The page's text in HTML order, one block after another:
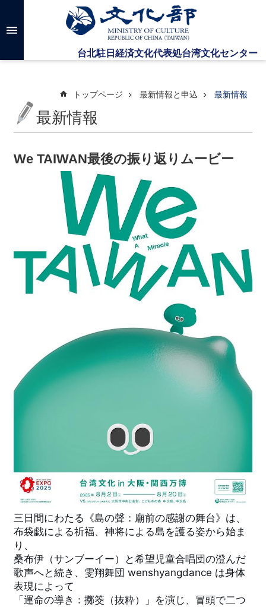
メインのコンテンツブロックにジャンプします
高
検
台
化
い
関
連
リ
ン
ク
トップページ 最新情報と申込 最新情報
最新情報
We TAIWAN最後の振り返りムービー
三日間にわたる《島の聲：廟前の感謝の舞台》は、
布袋戯による祈福、神将による島を護る姿から始ま
り、
桑布伊（サンブーイー）と希望児童合唱団の澄んだ
歌声へと続き、雯翔舞団 wenshyangdance は身体
表現によって
「運命の導き：擲筊（抜粋）」を演じ、冒頭で二つ